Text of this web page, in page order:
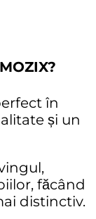
în
și un
făcând
distinctiv.